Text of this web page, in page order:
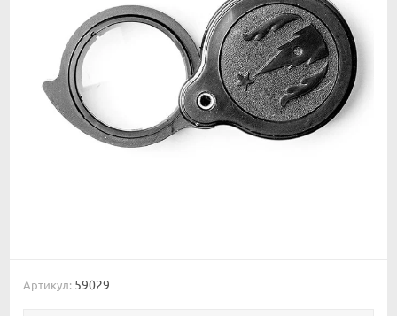
Артикул: 59029